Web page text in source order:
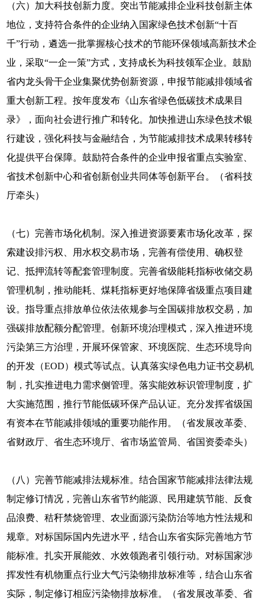
（六）加大科技创新力度。突出节能减排企业科技创新主体
地位，支持符合条件的企业纳入国家绿色技术创新“十百
千”行动，遴选一批掌握核心技术的节能环保领域高新技术企
业，采取“一企一策”方式，支持成长为科技领军企业。鼓励
省内龙头骨干企业集聚优势创新资源，申报节能减排领域省
重大创新工程。按年度发布《山东省绿色低碳技术成果目
录》，面向社会进行推广和转化。加快推进山东绿色技术银
行建设，强化科技与金融结合，为节能减排技术成果转移转
化提供平台保障。鼓励符合条件的企业申报省重点实验室、
省技术创新中心和省创新创业共同体等创新平台。（省科技
厅牵头）
（七）完善市场化机制。深入推进资源要素市场化改革，探
索建设排污权、用水权交易市场，完善有偿使用、确权登
记、抵押流转等配套管理制度。完善省级能耗指标收储交易
管理机制，推动能耗、煤耗指标更好地保障省级重点项目建
设。指导重点排放单位依法依规参与全国碳排放权交易，加
强碳排放配额分配管理。创新环境治理模式，深入推进环境
污染第三方治理，开展环保管家、环境医院、生态环境导向
的开发（EOD）模式等试点。认真落实绿色电力证书交易机
制，扎实推进电力需求侧管理。落实能效标识管理制度，扩
大实施范围，推行节能低碳环保产品认证。充分发挥省级国
有资本在节能减排领域的重要功能作用。（省发展改革委、
省财政厅、省生态环境厅、省市场监管局、省国资委牵头）
（八）完善节能减排法规标准。结合国家节能减排法律法规
制定修订情况，完善山东省节约能源、民用建筑节能、反食
品浪费、秸秆禁烧管理、农业面源污染防治等地方性法规和
规章。对标国际国内先进水平，结合山东省实际完善地方节
能标准。扎实开展能效、水效领跑者引领行动。对标国家涉
挥发性有机物重点行业大气污染物排放标准等，结合山东省
实际，制定修订相应污染物排放标准。（省发展改革委、省